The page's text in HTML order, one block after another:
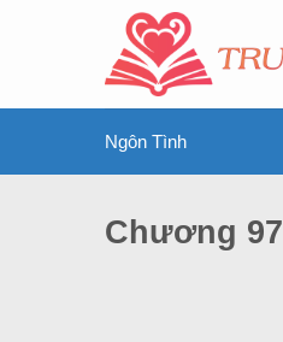
Ngôn Tình
Chương 97